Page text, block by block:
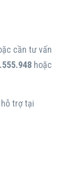
cần tư vấn
hoặc
trợ tại